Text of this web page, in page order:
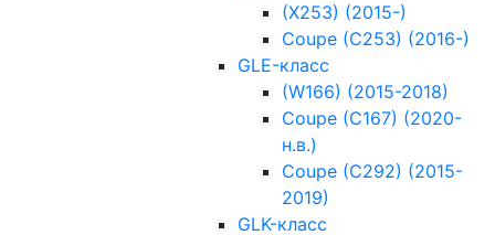
(X253) (2015-)
Coupe (C253) (2016-)
GLE-класс
(W166) (2015-2018)
Coupe (C167) (2020-
н.в.)
Coupe (C292) (2015-
2019)
GLK-класс